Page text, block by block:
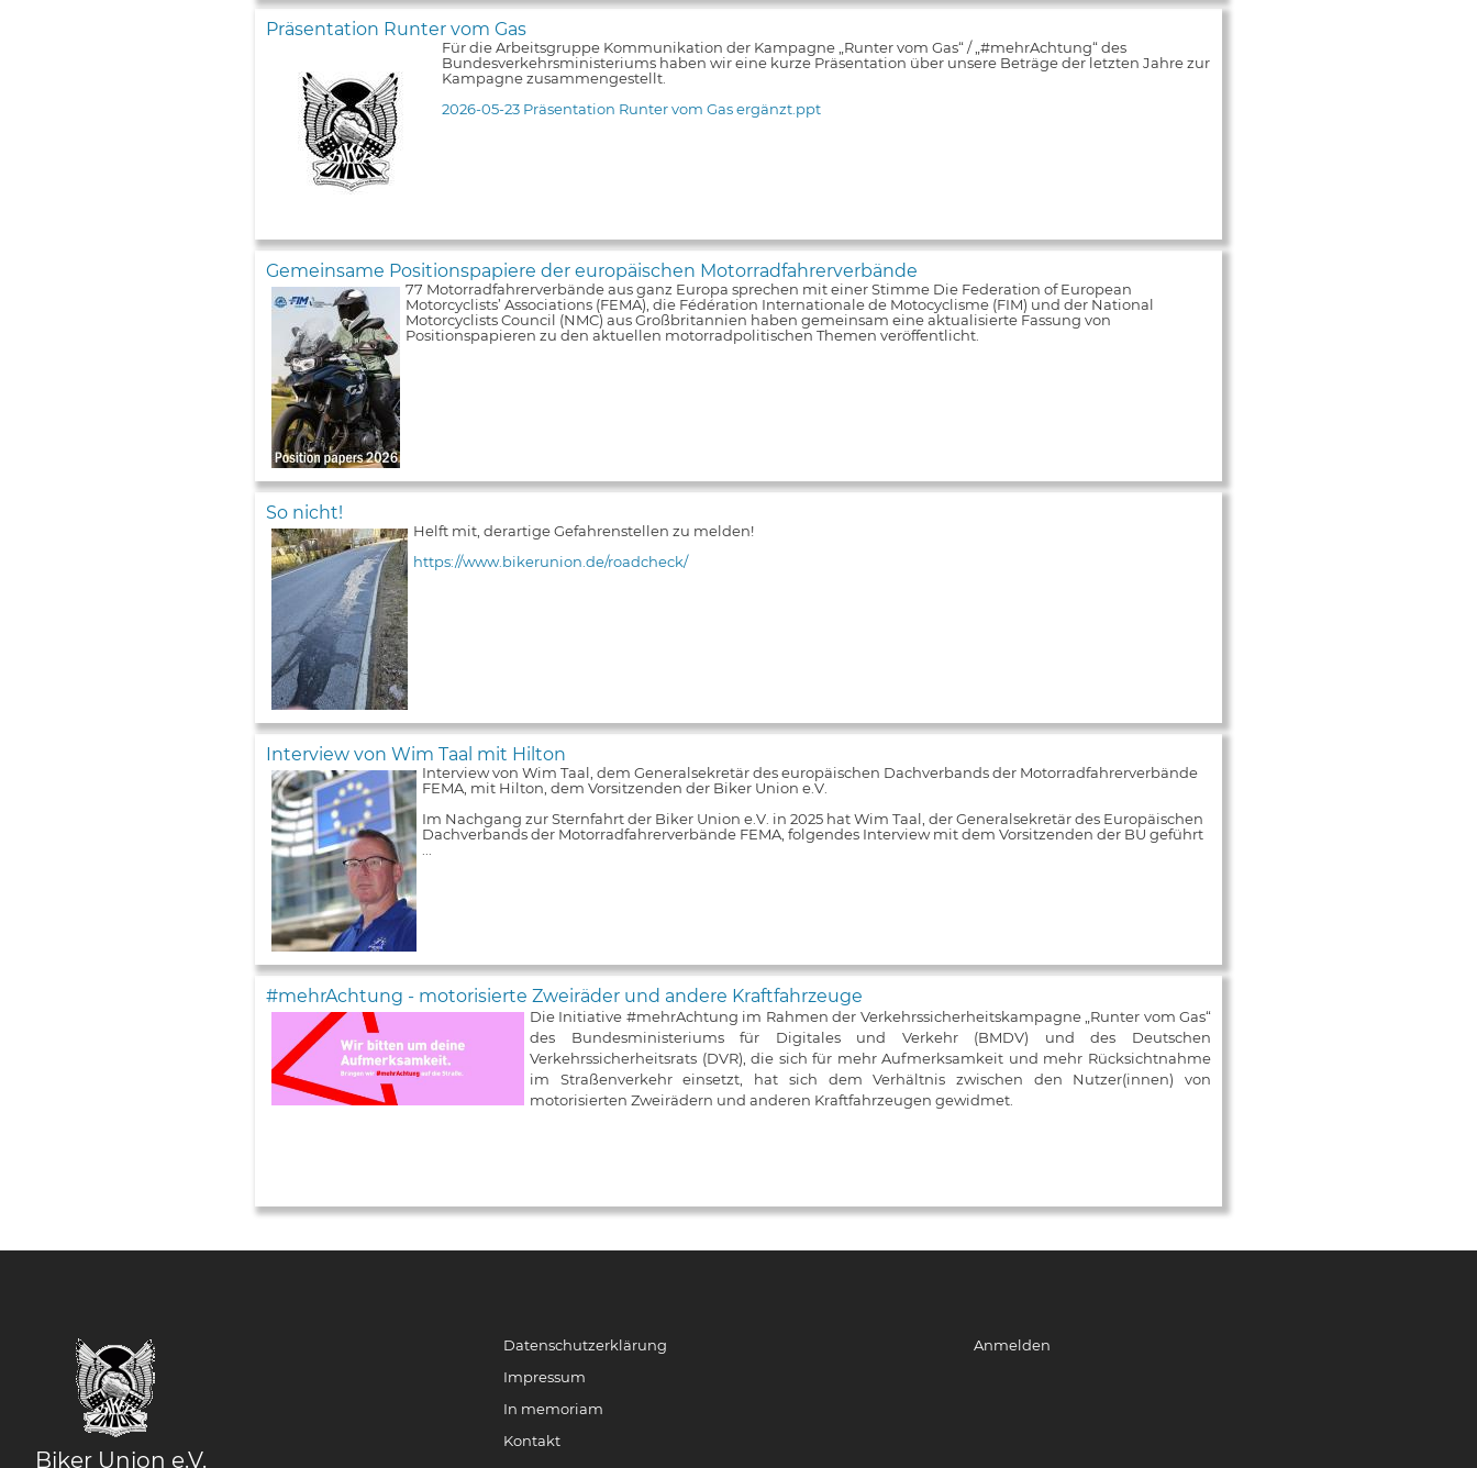
Präsentation Runter vom Gas
Für die Arbeitsgruppe Kommunikation der Kampagne „Runter vom Gas“ / „#mehrAchtung“ des
Bundesverkehrsministeriums haben wir eine kurze Präsentation über unsere Beträge der letzten Jahre zur
Kampagne zusammengestellt.
2026-05-23 Präsentation Runter vom Gas ergänzt.ppt
Gemeinsame Positionspapiere der europäischen Motorradfahrerverbände
77 Motorradfahrerverbände aus ganz Europa sprechen mit einer Stimme Die Federation of European
Motorcyclists’ Associations (FEMA), die Fédération Internationale de Motocyclisme (FIM) und der National
Motorcyclists Council (NMC) aus Großbritannien haben gemeinsam eine aktualisierte Fassung von
Positionspapieren zu den aktuellen motorradpolitischen Themen veröffentlicht.
So nicht!
Helft mit, derartige Gefahrenstellen zu melden!
https://www.bikerunion.de/roadcheck/
Interview von Wim Taal mit Hilton
Interview von Wim Taal, dem Generalsekretär des europäischen Dachverbands der Motorradfahrerverbände
FEMA, mit Hilton, dem Vorsitzenden der Biker Union e.V.
Im Nachgang zur Sternfahrt der Biker Union e.V. in 2025 hat Wim Taal, der Generalsekretär des Europäischen
Dachverbands der Motorradfahrerverbände FEMA, folgendes Interview mit dem Vorsitzenden der BU geführt
#mehrAchtung - motorisierte Zweiräder und andere Kraftfahrzeuge
Die Initiative #mehrAchtung im Rahmen der Verkehrssicherheitskampagne „Runter vom Gas“
des Bundesministeriums für Digitales und Verkehr (BMDV) und des Deutschen
Verkehrssicherheitsrats (DVR), die sich für mehr Aufmerksamkeit und mehr Rücksichtnahme
im Straßenverkehr einsetzt, hat sich dem Verhältnis zwischen den Nutzer(innen) von
motorisierten Zweirädern und anderen Kraftfahrzeugen gewidmet.
Biker Union e.V.
Datenschutzerklärung
Impressum
In memoriam
Kontakt
Anmelden